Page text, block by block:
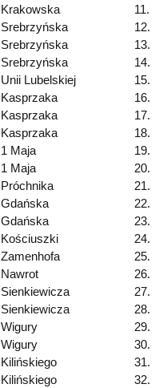
Krakowska
11.
Srebrzyńska
12.
Srebrzyńska
13.
Srebrzyńska
14.
Unii Lubelskiej
15.
Kasprzaka
16.
Kasprzaka
17.
Kasprzaka
18.
1 Maja
19.
1 Maja
20.
Próchnika
21.
Gdańska
22.
Gdańska
23.
Kościuszki
24.
Zamenhofa
25.
Nawrot
26.
Sienkiewicza
27.
Sienkiewicza
28.
Wigury
29.
Wigury
30.
Kilińskiego
31.
Kilińskiego
32.